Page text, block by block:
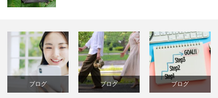
ブログ ブログ ブログ